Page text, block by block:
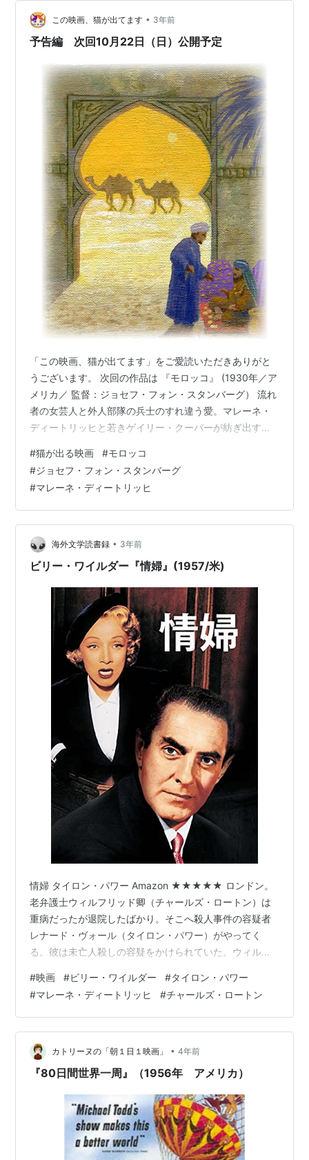
キー映画『マダム…
この映画、猫が出てます • 3年前
予告編 次回10月22日（日）公開予定
「この映画、猫が出てます」をご愛読いただきありがと
うございます。 次回の作品は 『モロッコ』 (1930年／ア
メリカ／ 監督：ジョセフ・フォン・スタンバーグ） 流れ
者の女芸人と外人部隊の兵士のすれ違う愛。マレーネ・
ディートリッヒと若きゲイリー・クーパーが紡ぎ出す砂
の検索には、ブログの先頭画面上部の黒いフチの左の
方、「この映画、猫が出てます▼」をクリック、「記事
一覧」をクリックしていただくのが便利です。
#猫が出る映画 #モロッコ
#ジョセフ・フォン・スタンバーグ
#マレーネ・ディートリッヒ
海外文学読書録 • 3年前
ビリー・ワイルダー『情婦』(1957/米)
情婦 タイロン・パワー Amazon ★★★★★ ロンドン。
老弁護士ウィルフリッド卿（チャールズ・ロートン）は
重病だったが退院したばかり。そこへ殺人事件の容疑者
レナード・ヴォール（タイロン・パワー）がやってく
る。彼は未亡人殺しの容疑をかけられていた。ウィルフ
廷。検察側の証人にレナードの妻クリスチーネ（マレー
ネ・ディートリッヒ）が召喚される。彼女の証言は意外
なものだった。 原作はアガサ・クリスティーの戯曲『検
察側の証人』【Amazon】。 再見だから大ネタは分かっ
ていたが、それでも終盤の畳みかけには感心する。当時
の技術であの偽装は見事だし、秩序の…
#映画 #ビリー・ワイルダー #タイロン・パワー
#マレーネ・ディートリッヒ #チャールズ・ロートン
カトリーヌの「朝１日１映画」 • 4年前
『80日間世界一周』（1956年 アメリカ）